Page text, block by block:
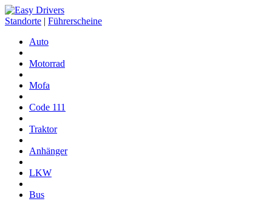
Standorte | Führerscheine
Auto
Motorrad
Mofa
Code 111
Traktor
Anhänger
LKW
Bus